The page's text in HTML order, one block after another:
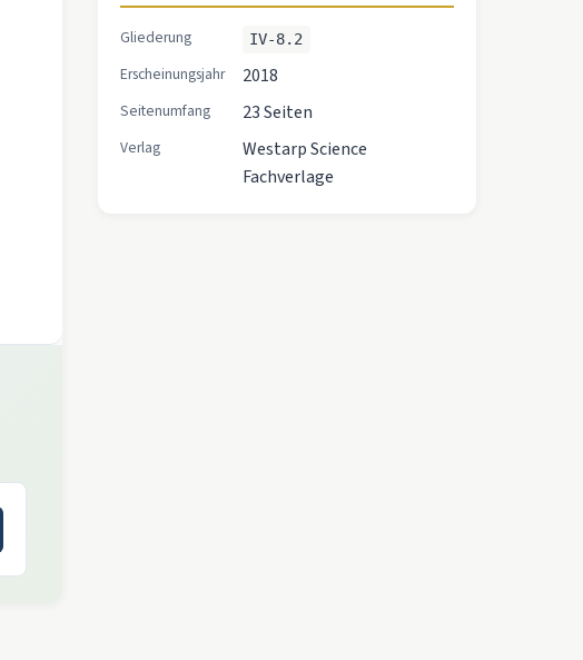
Gliederung IV-8.2
Erscheinungsjahr 2018
Seitenumfang 23 Seiten
Verlag
Westarp Science
Fachverlage